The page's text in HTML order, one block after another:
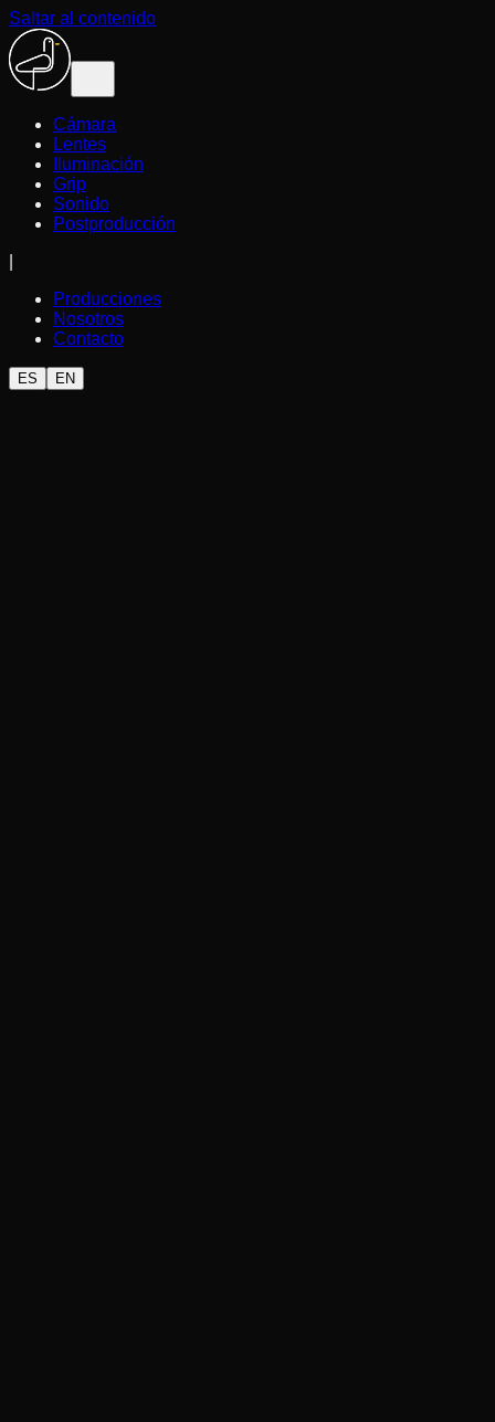
Saltar al contenido
Cámara
Lentes
Iluminación
Grip
Sonido
Postproducción
Producciones
Nosotros
Contacto
ES EN